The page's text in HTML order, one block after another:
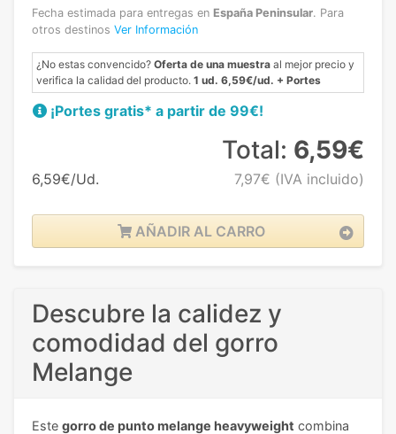
Fecha estimada para entregas en España Peninsular. Para
otros destinos Ver Información
¿No estas convencido? Oferta de una muestra al mejor precio y
verifica la calidad del producto. 1 ud. 6,59€/ud. + Portes
¡Portes gratis* a partir de 99€!
6,59€/Ud.
Total: 6,59€
7,97€ (IVA incluido)
AÑADIR AL CARRO
Descubre la calidez y
comodidad del gorro
Melange
Este gorro de punto melange heavyweight combina